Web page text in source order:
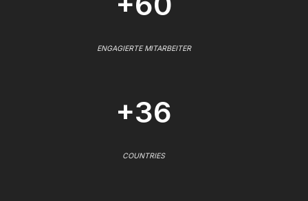
ENGAGIERTE MITARBEITER
+36
COUNTRIES